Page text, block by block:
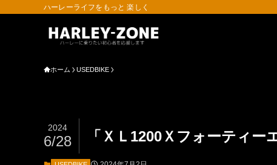
ハーレーライフをもっと 楽しく
ホーム USEDBIKE
「ＸＬ1200Ｘフォーティー
2024
6/28